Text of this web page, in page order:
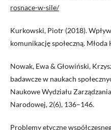
rosnace-w-sile/
Kurkowski, Piotr (2018).
komunikację społeczną.
Nowak, Ewa & Głowiński,
badawcze w naukach
Naukowe Wydziału
Narodowej, 2(6), 136–146.
Problemy etyczne